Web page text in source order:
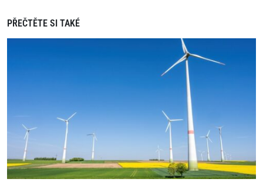
PŘEČTĚTE SI TAKÉ